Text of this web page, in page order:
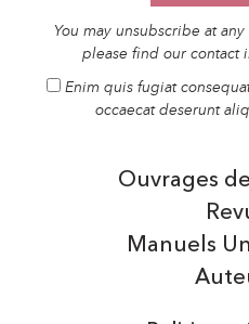
You may unsubscribe at
please find our contact
Enim quis fugiat
occaecat deserunt
Manuels
Ouvrages